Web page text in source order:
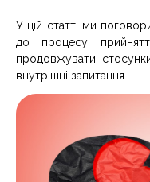
У цій статті ми
до процесу
продовжувати
внутрішні запитання.